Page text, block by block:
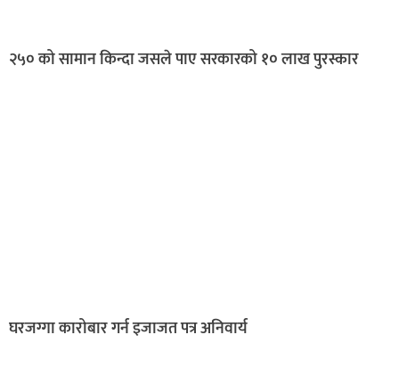
२५० को सामान किन्दा जसले पाए सरकारको १० लाख पुरस्कार
घरजग्गा कारोबार गर्न इजाजत पत्र अनिवार्य